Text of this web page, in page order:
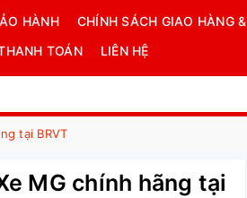
HÀNH
CHÍNH SÁCH GIAO HÀNG
TOÁN LIÊN HỆ
tại BRVT
MG chính hãng tại